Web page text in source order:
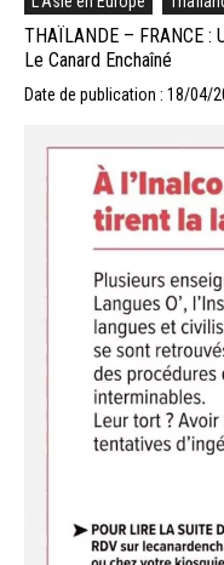
THAÏLANDE – FRANCE :
Le Canard Enchaîné
Date de publication : 18/04/